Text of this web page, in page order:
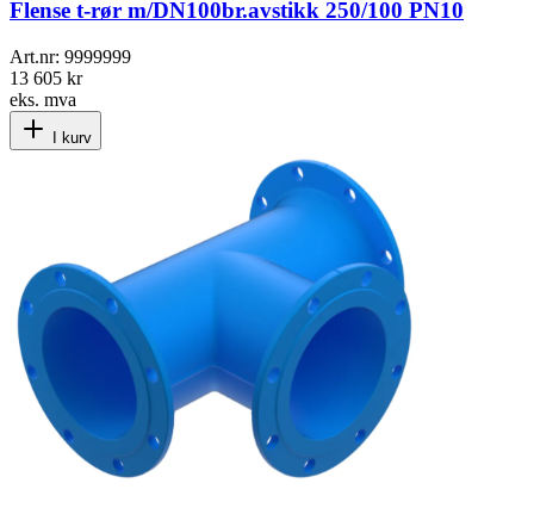
Flense t-rør m/DN100br.avstikk 250/100 PN10
Art.nr: 9999999
13 605 kr
eks. mva
I kurv